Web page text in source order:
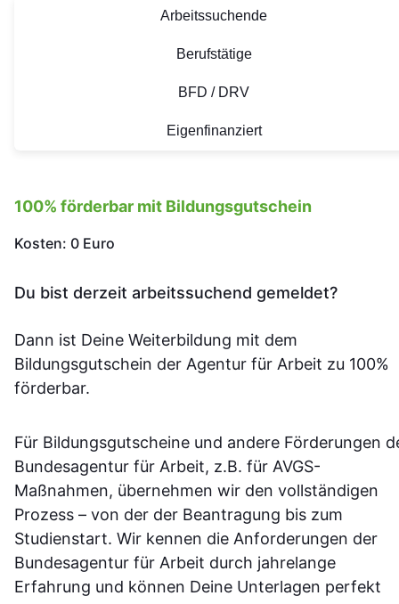
Arbeitssuchende
Berufstätige
BFD / DRV
Eigenfinanziert
100% förderbar mit Bildungsgutschein
Kosten: 0 Euro
Du bist derzeit arbeitssuchend gemeldet?
Dann ist Deine Weiterbildung mit dem
Bildungsgutschein der Agentur für Arbeit zu 100%
förderbar.
Für Bildungsgutscheine und andere Förderungen
Bundesagentur für Arbeit, z.B. für AVGS-
Maßnahmen, übernehmen wir den vollständigen
Prozess – von der der Beantragung bis zum
Studienstart. Wir kennen die Anforderungen der
Bundesagentur für Arbeit durch jahrelange
Erfahrung und können Deine Unterlagen perfekt